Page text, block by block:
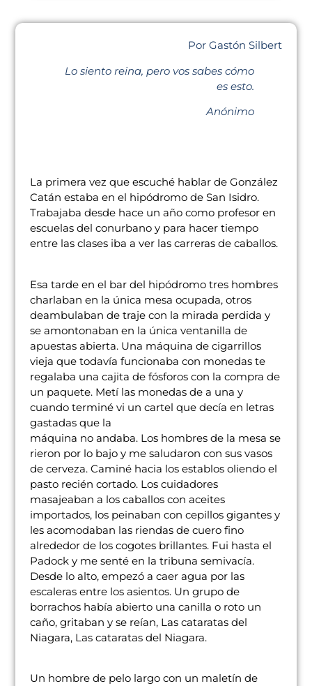
Por Gastón Silbert
Lo siento reina, pero vos sabes cómo
es esto.
Anónimo
La primera vez que escuché hablar de González
Catán estaba en el hipódromo de San Isidro.
Trabajaba desde hace un año como profesor en
escuelas del conurbano y para hacer tiempo
entre las clases iba a ver las carreras de caballos.
Esa tarde en el bar del hipódromo tres hombres
charlaban en la única mesa ocupada, otros
deambulaban de traje con la mirada perdida y
se amontonaban en la única ventanilla de
apuestas abierta. Una máquina de cigarrillos
vieja que todavía funcionaba con monedas te
regalaba una cajita de fósforos con la compra de
un paquete. Metí las monedas de a una y
cuando terminé vi un cartel que decía en letras
gastadas que la
máquina no andaba. Los hombres de la mesa se
rieron por lo bajo y me saludaron con sus vasos
de cerveza. Caminé hacia los establos oliendo el
pasto recién cortado. Los cuidadores
masajeaban a los caballos con aceites
importados, los peinaban con cepillos gigantes y
les acomodaban las riendas de cuero fino
alrededor de los cogotes brillantes. Fui hasta el
Padock y me senté en la tribuna semivacía.
Desde lo alto, empezó a caer agua por las
escaleras entre los asientos. Un grupo de
borrachos había abierto una canilla o roto un
caño, gritaban y se reían, Las cataratas del
Niagara, Las cataratas del Niagara.
Un hombre de pelo largo con un maletín de